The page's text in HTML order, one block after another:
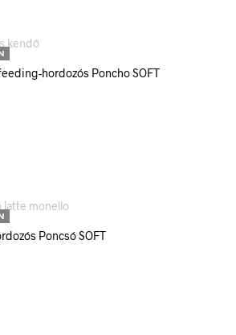
hordozós Poncho SOFT
Poncsó SOFT